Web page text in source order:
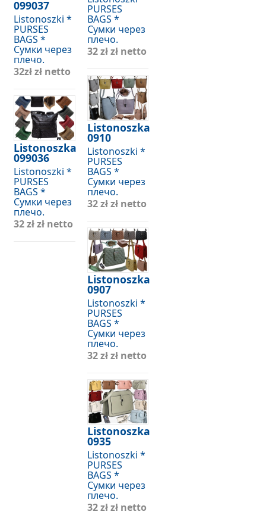
099037
Listonoszki *
PURSES
BAGS *
Сумки через
плечо.
32złzł netto
Listonoszka
099036
Listonoszki *
PURSES
BAGS *
Сумки через
плечо.
32 złzł netto
PURSES
BAGS *
Сумки через
плечо.
32 złzł netto
Listonoszka
0910
Listonoszki *
PURSES
BAGS *
Сумки через
плечо.
32 złzł netto
Listonoszka
0907
Listonoszki *
PURSES
BAGS *
Сумки через
плечо.
32 złzł netto
Listonoszka
0935
Listonoszki *
PURSES
BAGS *
Сумки через
плечо.
32 złzł netto